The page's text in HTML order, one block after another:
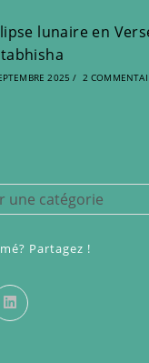
lunaire en
2025 / 2
une catégorie
Partagez !